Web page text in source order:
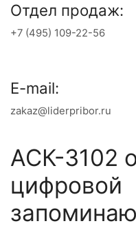
Отдел продаж:
+7 (495) 109-22-56
E-mail:
zakaz@liderpribor.ru
АСК-3102
цифровой